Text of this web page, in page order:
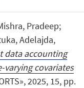
Pradeep;
Adelajda,
data accounting
covariates
2025, 15, pp.